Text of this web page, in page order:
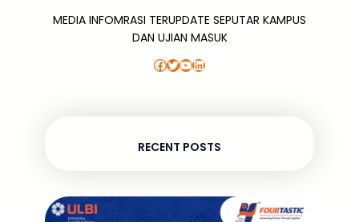
MEDIA INFOMRASI TERUPDATE SEPUTAR KAMPUS
DAN UJIAN MASUK
Facebook Twitter YouTube LinkedIn
RECENT POSTS